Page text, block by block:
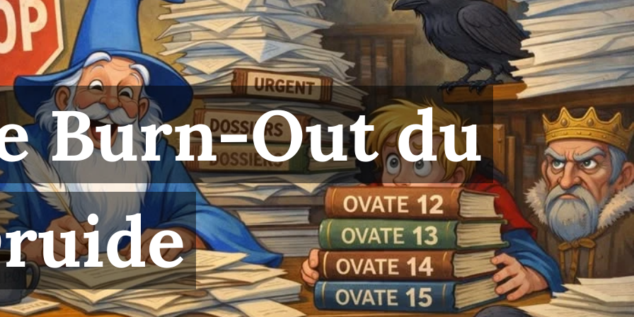
Burn-Out du